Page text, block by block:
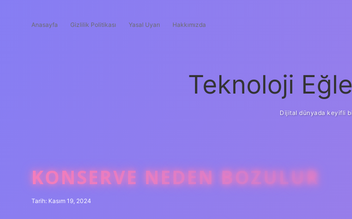
Anasayfa Gizlilik Politikası Yasal Uyarı Hakkımızda
Teknoloji
Dijital dünyada keyifli
KONSERVE NEDEN BOZULUR
Tarih: Kasım 19, 2024